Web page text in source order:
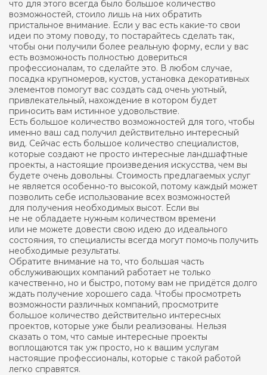
что для этого всегда было большое количество
возможностей, стоило лишь на них обратить
пристальное внимание. Если у вас есть какие-то свои
идеи по этому поводу, то постарайтесь сделать так,
чтобы они получили более реальную форму, если у вас
есть возможность полностью довериться
профессионалам, то сделайте это. В любом случае,
посадка крупномеров, кустов, установка декоративных
элементов помогут вас создать сад очень уютный,
привлекательный, нахождение в котором будет
приносить вам истинное удовольствие.
Есть большое количество возможностей для того, чтобы
именно ваш сад получил действительно интересный
вид. Сейчас есть большое количество специалистов,
которые создают не просто интересные ландшафтные
проекты, а настоящие произведения искусства, чем вы
будете очень довольны. Стоимость предлагаемых услуг
не является особенно-то высокой, потому каждый может
позволить себе использование всех возможностей
для получения необходимых высот. Если вы
не не обладаете нужным количеством времени
или не можете довести свою идею до идеального
состояния, то специалисты всегда могут помочь получить
необходимые результаты.
Обратите внимание на то, что большая часть
обслуживающих компаний работает не только
качественно, но и быстро, потому вам не придётся долго
ждать получение хорошего сада. Чтобы просмотреть
возможности различных компаний, просмотрите
большое количество действительно интересных
проектов, которые уже были реализованы. Нельзя
сказать о том, что самые интересные проекты
воплощаются так уж просто, но к вашим услугам
настоящие профессионалы, которые с такой работой
легко справятся.